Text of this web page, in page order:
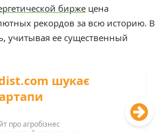
бирже цена
рекордов за всю историю. В
учитывая ее существенный
шукає
про агробізнес